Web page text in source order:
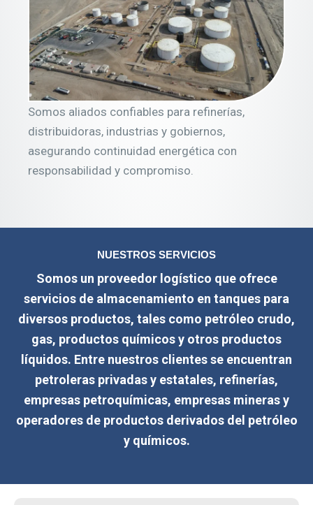
Somos aliados confiables para refinerías,
distribuidoras, industrias y gobiernos,
asegurando continuidad energética con
responsabilidad y compromiso.
NUESTROS SERVICIOS
Somos un proveedor logístico que ofrece
servicios de almacenamiento en tanques para
diversos productos, tales como petróleo crudo,
gas, productos químicos y otros productos
líquidos. Entre nuestros clientes se encuentran
petroleras privadas y estatales, refinerías,
empresas petroquímicas, empresas mineras y
operadores de productos derivados del petróleo
y químicos.